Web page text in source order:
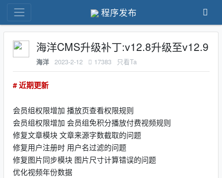
程序发布
海洋CMS升级补丁:v12.8升级至v12.9
海洋 2023-2-12 17383 只看Ta
# 近期更新
会员组权限增加 播放页查看权限规则
会员组权限增加 会员组免积分播放付费视频规则
修复文章模块 文章来源字数截取的问题
修复用户注册时 用户名过滤的问题
修复图片同步模块 图片尺寸计算错误的问题
优化视频年份数据